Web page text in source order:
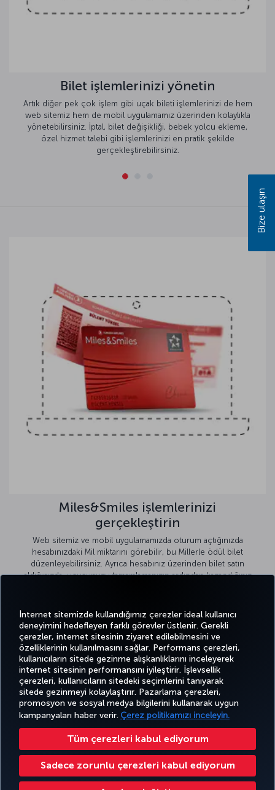
İnternet sitemizde kullandığımız çerezler ideal kullanıcı
deneyimini hedefleyen farklı görevler üstlenir. Gerekli
çerezler, internet sitesinin ziyaret edilebilmesini ve
özelliklerinin kullanılmasını sağlar. Performans çerezleri,
kullanıcıların sitede gezinme alışkanlıklarını inceleyerek
internet sitesinin performansını iyileştirir. İşlevsellik
çerezleri, kullanıcıların sitedeki seçimlerini tanıyarak
sitede gezinmeyi kolaylaştırır. Pazarlama çerezleri,
promosyon ve sosyal medya bilgilerini kullanarak uygun
kampanyaları haber verir. Çerez politikamızı inceleyin.
Tüm çerezleri kabul ediyorum
Sadece zorunlu çerezleri kabul ediyorum
Bilet işlemlerinizi yönetin
Artık diğer pek çok işlem gibi uçak bileti işlemlerinizi de hem
web sitemiz hem de mobil uygulamamız üzerinden kolaylıkla
yönetebilirsiniz. İptal, bilet değişikliği, bebek yolcu ekleme,
özel hizmet talebi gibi işlemlerinizi en pratik şekilde
gerçekleştirebilirsiniz.
Miles&Smiles işlemlerinizi
gerçekleştirin
Web sitemiz ve mobil uygulamamızda oturum açtığınızda
hesabınızdaki Mil miktarını görebilir, bu Millerle ödül bilet
düzenleyebilirsiniz. Ayrıca hesabınız üzerinden bilet satın
aldığınızda, uçuşunuzu tamamlamanızın ardından kazandığınız
TwitterFacebook
Instagram
YoutubeLinkedIn
TiktokBlogPinterest
BİLET
AL VE
YÖNET
DENEYİM
FIRSATLAR
VE UÇUŞ
NOKTALARI
YARDIM MILES&SMILES
Bilgi Toplumu Hizmetleri Erişilebilirlik Gizlilik ve Çerez Politikası Yasal Uyarı Yolcu Hakları
Çerez Ayarlarını Değiştir
Bize ulaşın